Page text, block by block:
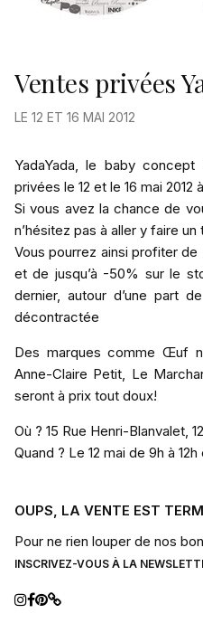
Ventes privées
LE 12 ET 16 MAI 2012
YadaYada, le baby
privées le 12 et le 16 mai 2012
Si vous avez la chance de
n’hésitez pas à aller y faire un
Vous pourrez ainsi profiter
et de jusqu’à -50% sur le
dernier, autour d’une part
décontractée
Des marques comme Œuf
Anne-Claire Petit, Le
seront à prix tout doux!
Où ? 15 Rue Henri-Blanvalet,
Quand ? Le 12 mai de 9h à 12h
OUPS, LA VENTE EST
Pour ne rien louper de nos
INSCRIVEZ-VOUS À LA